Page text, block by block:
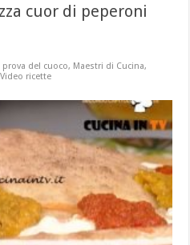
cuor di peperoni
prova del cuoco, Maestri di Cucina,
Video ricette